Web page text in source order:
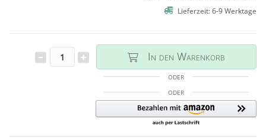
Lieferzeit: 6-9 Werktage
In den Warenkorb
ODER
ODER